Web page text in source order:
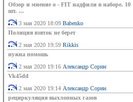
Обзор и мнение о - FIT надфили в наборе. 10
шт. ...
3 мая 2020 18:09 Babenko
Полиция взяток не берет
2 мая 2020 19:59 Rikkis
нужна помошь
2 мая 2020 19:16 Александр Сорин
Vk45dd
2 мая 2020 19:14 Александр Сорин
рециркуляция выхлопных газов